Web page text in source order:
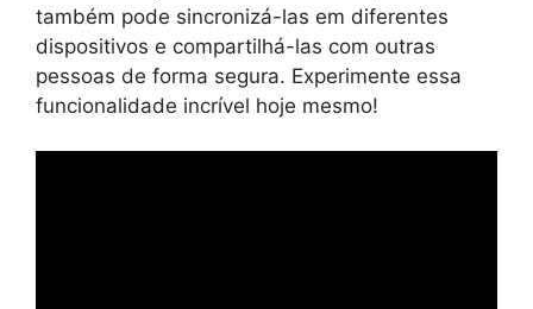
também pode sincronizá-las em diferentes
dispositivos e compartilhá-las com outras
pessoas de forma segura. Experimente essa
funcionalidade incrível hoje mesmo!